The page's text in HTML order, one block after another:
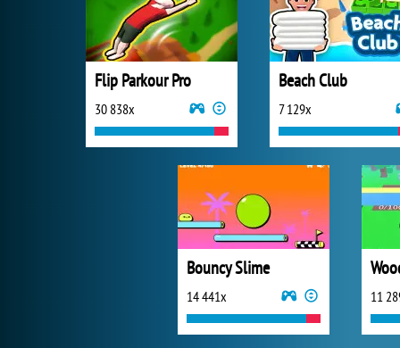
Flip Parkour Pro
30 838x
Beach Club
7 129x
Bouncy Slime
14 441x 11